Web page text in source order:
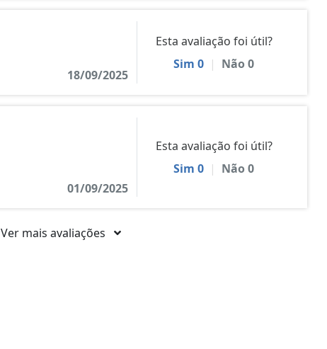
18/09/2025
Esta avaliação foi útil?
Sim 0 | Não0
01/09/2025
Esta avaliação foi útil?
Sim 0 | Não0
Ver mais avaliações